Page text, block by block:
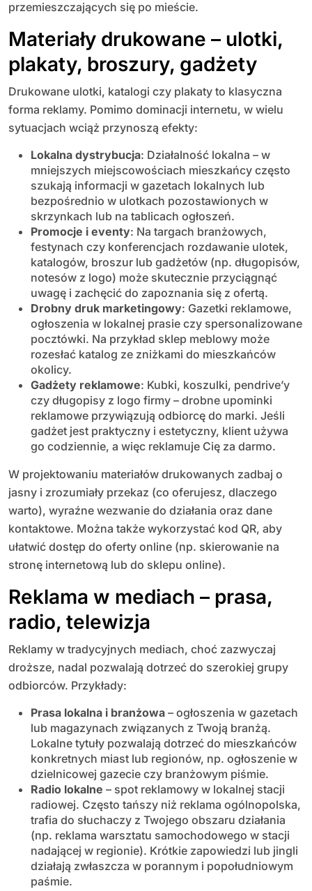
przemieszczających się po mieście.
Materiały drukowane – ulotki,
plakaty, broszury, gadżety
Drukowane ulotki, katalogi czy plakaty to klasyczna
forma reklamy. Pomimo dominacji internetu, w wielu
sytuacjach wciąż przynoszą efekty:
Lokalna dystrybucja: Działalność lokalna – w
mniejszych miejscowościach mieszkańcy często
szukają informacji w gazetach lokalnych lub
bezpośrednio w ulotkach pozostawionych w
skrzynkach lub na tablicach ogłoszeń.
Promocje i eventy: Na targach branżowych,
festynach czy konferencjach rozdawanie ulotek,
katalogów, broszur lub gadżetów (np. długopisów,
notesów z logo) może skutecznie przyciągnąć
uwagę i zachęcić do zapoznania się z ofertą.
Drobny druk marketingowy: Gazetki reklamowe,
ogłoszenia w lokalnej prasie czy spersonalizowane
pocztówki. Na przykład sklep meblowy może
rozesłać katalog ze zniżkami do mieszkańców
okolicy.
Gadżety reklamowe: Kubki, koszulki, pendrive’y
czy długopisy z logo firmy – drobne upominki
reklamowe przywiązują odbiorcę do marki. Jeśli
gadżet jest praktyczny i estetyczny, klient używa
go codziennie, a więc reklamuje Cię za darmo.
W projektowaniu materiałów drukowanych zadbaj o
jasny i zrozumiały przekaz (co oferujesz, dlaczego
warto), wyraźne wezwanie do działania oraz dane
kontaktowe. Można także wykorzystać kod QR, aby
ułatwić dostęp do oferty online (np. skierowanie na
stronę internetową lub do sklepu online).
Reklama w mediach – prasa,
radio, telewizja
Reklamy w tradycyjnych mediach, choć zazwyczaj
droższe, nadal pozwalają dotrzeć do szerokiej grupy
odbiorców. Przykłady:
Prasa lokalna i branżowa – ogłoszenia w gazetach
lub magazynach związanych z Twoją branżą.
Lokalne tytuły pozwalają dotrzeć do mieszkańców
konkretnych miast lub regionów, np. ogłoszenie w
dzielnicowej gazecie czy branżowym piśmie.
Radio lokalne – spot reklamowy w lokalnej stacji
radiowej. Często tańszy niż reklama ogólnopolska,
trafia do słuchaczy z Twojego obszaru działania
(np. reklama warsztatu samochodowego w stacji
nadającej w regionie). Krótkie zapowiedzi lub jingli
działają zwłaszcza w porannym i popołudniowym
paśmie.